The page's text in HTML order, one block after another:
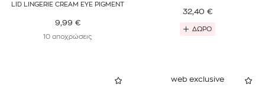
LID LINGERIE CREAM EYE PIGMENT
9,99 €
10 αποχρώσεις
32,40 €
ΔΩΡΟ
web exclusive